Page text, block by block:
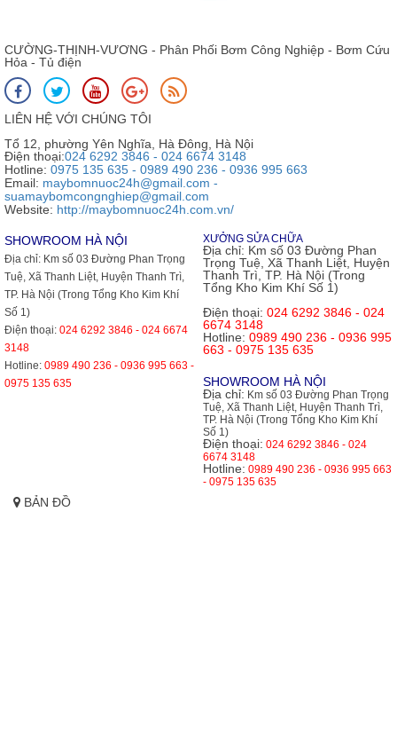
CƯỜNG-THỊNH-VƯƠNG - Phân Phối Bơm Công Nghiệp - Bơm Cứu
Hỏa - Tủ điện
LIÊN HỆ VỚI CHÚNG TÔI
Tổ 12, phường Yên Nghĩa, Hà Đông, Hà Nội
Điện thoại:024 6292 3846 - 024 6674 3148
Hotline: 0975 135 635 - 0989 490 236 - 0936 995 663
Email: maybomnuoc24h@gmail.com -
suamaybomcongnghiep@gmail.com
Website: http://maybomnuoc24h.com.vn/
SHOWROOM HÀ NỘI
Địa chỉ: Km số 03 Đường Phan Trọng
Tuệ, Xã Thanh Liệt, Huyện Thanh Trì,
TP. Hà Nội (Trong Tổng Kho Kim Khí
Số 1)
Điện thoại: 024 6292 3846 - 024 6674
3148
Hotline: 0989 490 236 - 0936 995 663 -
0975 135 635
XƯỞNG SỬA CHỮA
Địa chỉ: Km số 03 Đường Phan
Trọng Tuệ, Xã Thanh Liệt, Huyện
Thanh Trì, TP. Hà Nội (Trong
Tổng Kho Kim Khí Số 1)
Điện thoại: 024 6292 3846 - 024
6674 3148
Hotline: 0989 490 236 - 0936 995
663 - 0975 135 635
SHOWROOM HÀ NỘI
Địa chỉ: Km số 03 Đường Phan Trọng
Tuệ, Xã Thanh Liệt, Huyện Thanh Trì,
TP. Hà Nội (Trong Tổng Kho Kim Khí
Số 1)
Điện thoại: 024 6292 3846 - 024
6674 3148
Hotline: 0989 490 236 - 0936 995 663
- 0975 135 635
BẢN ĐỒ